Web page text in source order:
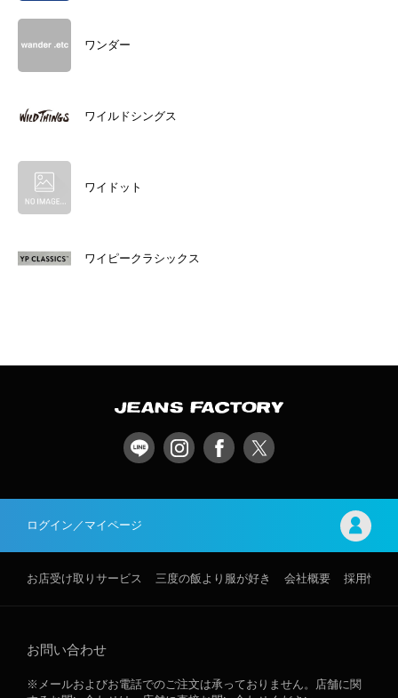
ワンダー
ワイルドシングス
ワイドット
ワイピークラシックス
ログイン／マイページ
お店受け取りサービス 三度の飯より服が好き 会社概要 採用情報
お問い合わせ
※メールおよびお電話でのご注文は承っておりません。店舗に関